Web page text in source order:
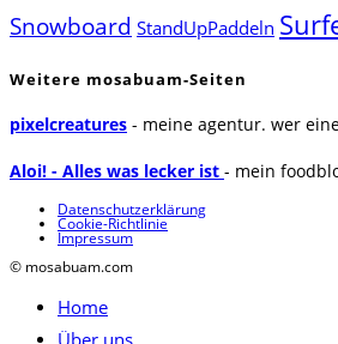
Snowboard StandUpPaddeln
Weitere mosabuam-Seiten
pixelcreatures - meine agentur. wer
Aloi! - Alles was lecker ist - mein
Datenschutzerklärung
Cookie-Richtlinie
Impressum
© mosabuam.com
Home
Über uns